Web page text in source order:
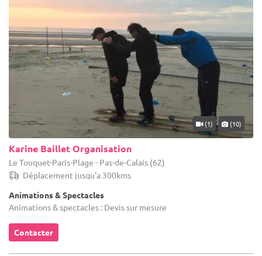
(1) (10)
Karine Baillet Organisation
Le Touquet-Paris-Plage - Pas-de-Calais (62)
Déplacement jusqu'a 300kms
Animations & Spectacles
Animations & spectacles : Devis sur mesure
Contacter